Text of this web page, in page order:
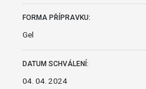
FORMA PŘÍPRAVKU:
Gel
DATUM SCHVÁLENÍ:
04. 04. 2024